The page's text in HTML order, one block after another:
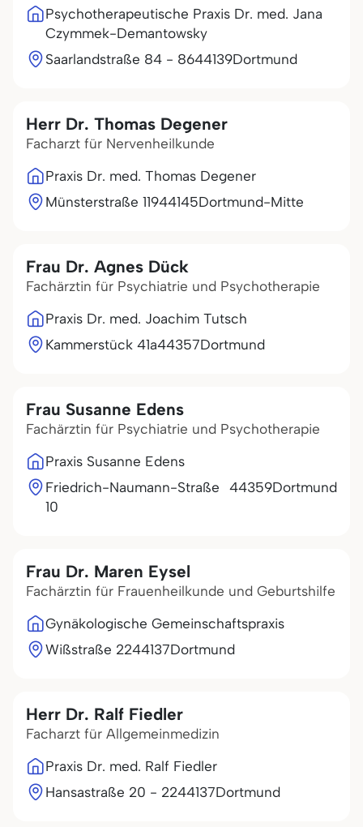
Psychotherapeutische Praxis Dr. med. Jana
Czymmek-Demantowsky
Saarlandstraße 84 - 8644139Dortmund
Herr Dr. Thomas Degener
Facharzt für Nervenheilkunde
Praxis Dr. med. Thomas Degener
Münsterstraße 11944145Dortmund-Mitte
Frau Dr. Agnes Dück
Fachärztin für Psychiatrie und Psychotherapie
Praxis Dr. med. Joachim Tutsch
Kammerstück 41a44357Dortmund
Frau Susanne Edens
Fachärztin für Psychiatrie und Psychotherapie
Praxis Susanne Edens
Friedrich-Naumann-Straße
10
44359Dortmund
Frau Dr. Maren Eysel
Fachärztin für Frauenheilkunde und Geburtshilfe
Gynäkologische Gemeinschaftspraxis
Wißstraße 2244137Dortmund
Herr Dr. Ralf Fiedler
Facharzt für Allgemeinmedizin
Praxis Dr. med. Ralf Fiedler
Hansastraße 20 - 2244137Dortmund